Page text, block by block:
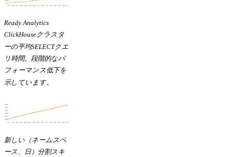
Ready Analytics
ClickHouseクラスタ
ーの平均SELECTクエ
リ時間。段階的なパ
フォーマンス低下を
示しています。
新しい（ネームスペ
ース、日）分割スキ